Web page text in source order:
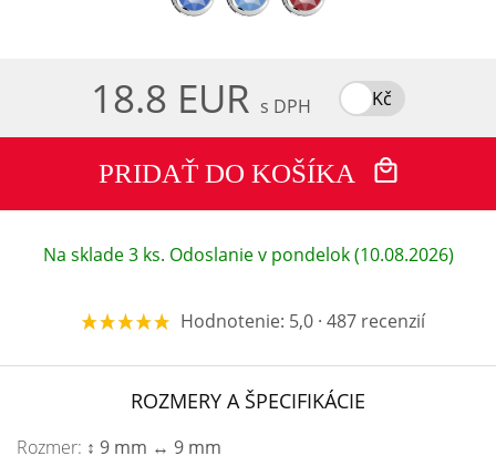
18.8 EUR s DPH Kč
PRIDAŤ DO KOŠÍKA
Na sklade 3 ks. Odoslanie v pondelok (10.08.2026)
Hodnotenie: 5,0 · 487 recenzií
ROZMERY A ŠPECIFIKÁCIE
Rozmer: ↕ 9 mm ↔ 9 mm